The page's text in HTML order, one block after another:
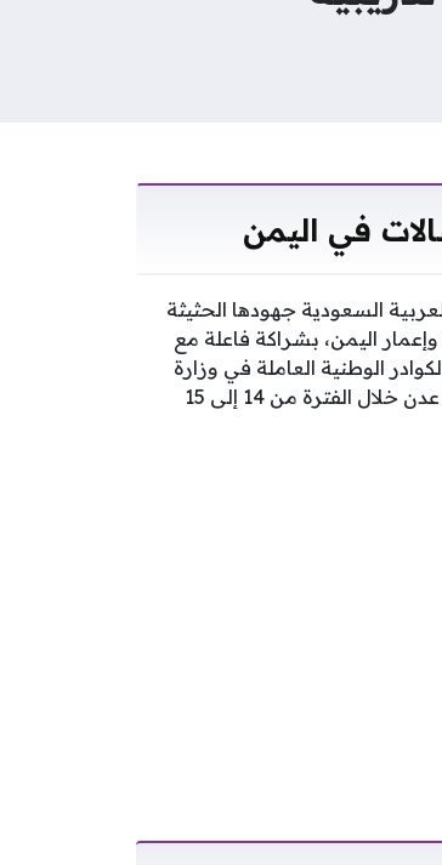
في اليمن
السعودية جهودها الحثيثة
اليمن، بشراكة فاعلة مع
برنامجاً تدريبياً مكثفاً استهدف 44 متدرباً من الكوادر الوطنية العاملة في وزارة
الاتصالات وتقنية المعلومات اليمنية. أقيمت هذه الفعاليات في العاصمة المؤقتة عدن خلال الفترة من 14 إلى 15